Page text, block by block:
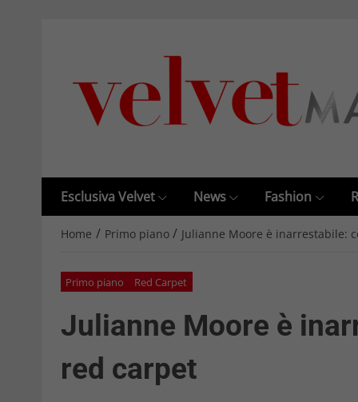
Esclusiva Velvet News Fashion
Home / Primo piano / Julianne Moore è inarrestabile:
Primo piano Red Carpet
Julianne Moore è
red carpet